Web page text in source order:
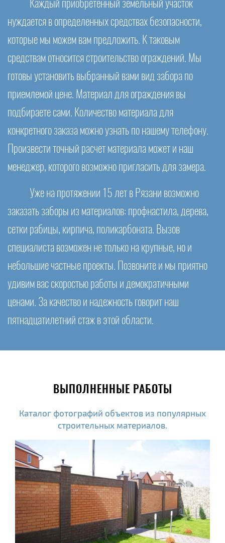
Каждый приобретенный земельный участок
нуждается в определенных средствах безопасности,
которые мы можем вам предложить. К таковым
средствам относится строительство ограждений. Мы
готовы установить выбранный вами вид забора по
приемлемой цене. Материал для ограждения вы
подбираете сами. Количество материала для
конкретного заказа можно узнать по нашему телефону.
Произвести точный расчет материала может и наш
менеджер, которого возможно пригласить для замера.
Уже на протяжении 15 лет в Рязани возможно
заказать заборы из материалов: профнастила, дерева,
сетки рабицы, кирпича, поликарбоната. Вызов
специалиста возможен не только на крупные, но и
небольшие частные проекты. Позвоните и мы приятно
удивим вас скоростью работы и демократичными
ценами. За качество и надежность говорит наш
пятнадцатилетний стаж в этой области.
ВЫПОЛНЕННЫЕ РАБОТЫ
Каталог фотографий объектов из популярных
строительных материалов.